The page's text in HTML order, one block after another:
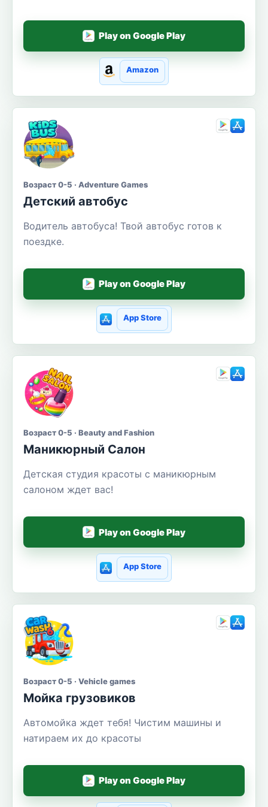
Play on Google Play
Amazon
Возраст 0-5 · Adventure Games
Детский автобус
Водитель автобуса! Твой автобус готов к
поездке.
Play on Google Play
App Store
Возраст 0-5 · Beauty and Fashion
Маникюрный Салон
Детская студия красоты с маникюрным
салоном ждет вас!
Play on Google Play
App Store
Возраст 0-5 · Vehicle games
Мойка грузовиков
Автомойка ждет тебя! Чистим машины и
натираем их до красоты
Play on Google Play